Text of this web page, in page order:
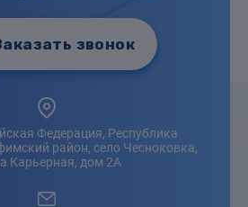
звонок
Федерация, Республика
район, село Чесноковка,
Карьерная, дом 2А